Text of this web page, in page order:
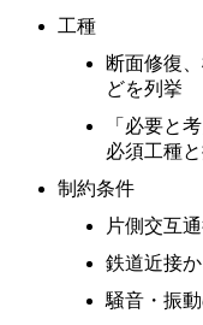
工種
断面修復
どを列挙
「必要と
必須工種
制約条件
片側交互
鉄道近接
騒音・振